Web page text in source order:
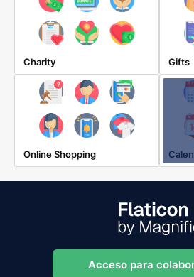
Charity Gifts
Online Shopping
Acceso para